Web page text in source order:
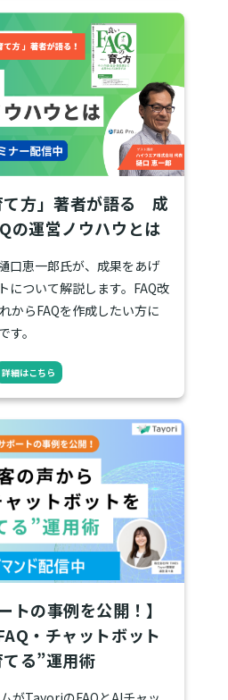
て方」著者が語る 成
の運営ノウハウとは
口恵一郎氏が、成果をあげ
について解説します。FAQ改
からFAQを作成したい方に
す。
詳細はこちら
トの事例を公開！】
・チャットボット
る”運用術